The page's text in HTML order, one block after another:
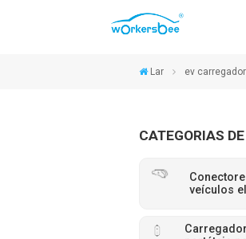
Lar ev
CATEGORIAS
veículos